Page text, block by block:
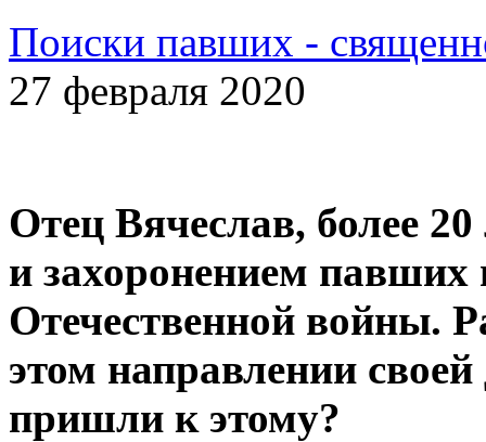
Поиски павших -
27 февраля 2020
Отец Вячеслав, более
и захоронением павших
Отечественной войны.
этом направлении
пришли к этому?